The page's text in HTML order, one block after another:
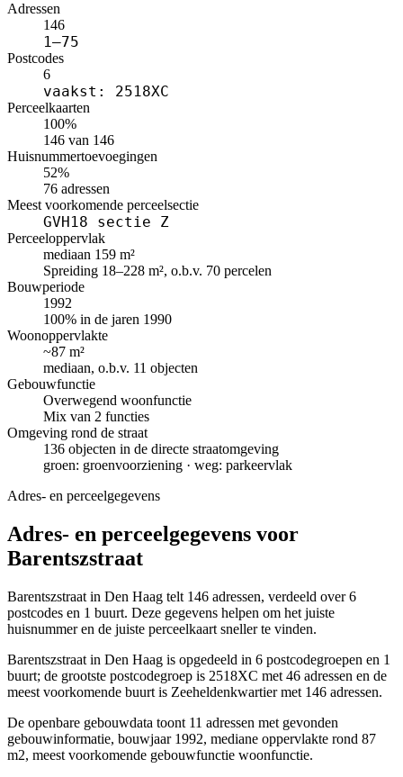
Adressen
146
1–75
Postcodes
6
vaakst: 2518XC
Perceelkaarten
100%
146 van 146
Huisnummertoevoegingen
52%
76 adressen
Meest voorkomende perceelsectie
GVH18 sectie Z
Perceeloppervlak
mediaan 159 m²
Spreiding 18–228 m², o.b.v. 70 percelen
Bouwperiode
1992
100% in de jaren 1990
Woonoppervlakte
~87 m²
mediaan, o.b.v. 11 objecten
Gebouwfunctie
Overwegend woonfunctie
Mix van 2 functies
Omgeving rond de straat
136 objecten in de directe straatomgeving
groen: groenvoorziening · weg: parkeervlak
Adres- en perceelgegevens
Adres- en perceelgegevens voor
Barentszstraat
Barentszstraat in Den Haag telt 146 adressen, verdeeld over 6
postcodes en 1 buurt. Deze gegevens helpen om het juiste
huisnummer en de juiste perceelkaart sneller te vinden.
Barentszstraat in Den Haag is opgedeeld in 6 postcodegroepen en 1
buurt; de grootste postcodegroep is 2518XC met 46 adressen en de
meest voorkomende buurt is Zeeheldenkwartier met 146 adressen.
De openbare gebouwdata toont 11 adressen met gevonden
gebouwinformatie, bouwjaar 1992, mediane oppervlakte rond 87
m2, meest voorkomende gebouwfunctie woonfunctie.